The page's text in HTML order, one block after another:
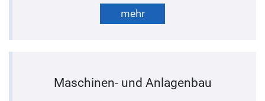
mehr
Maschinen- und Anlagenbau